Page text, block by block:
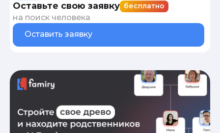
Оставьте свою заявку бесплатно
на поиск человека
Оставить заявку